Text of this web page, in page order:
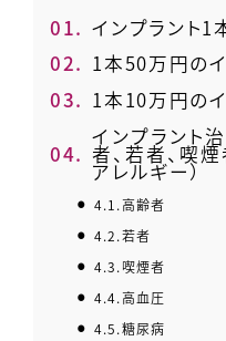
1. インプラント1
2. 1本50万円のイ
3. 1本10万円のイ
4.
インプラント
者、若者、喫
アレルギー）
4.1.高齢者
4.2.若者
4.3. 喫煙者
4.4.高血圧
4.5.糖尿病